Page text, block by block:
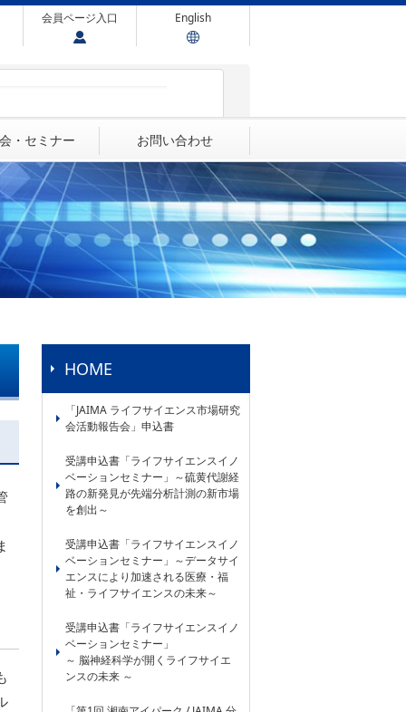
会員ページ入口 English
・セミナー お問い合わせ
HOME
「JAIMA ライフサイエンス市場研究
会活動報告会」申込書
受講申込書「ライフサイエンスイノ
ベーションセミナー」～硫黄代謝経
路の新発見が先端分析計測の新市場
を創出～
受講申込書「ライフサイエンスイノ
ベーションセミナー」～データサイ
エンスにより加速される医療・福
祉・ライフサイエンスの未来～
受講申込書「ライフサイエンスイノ
ベーションセミナー」
～ 脳神経科学が開くライフサイエ
ンスの未来 ～